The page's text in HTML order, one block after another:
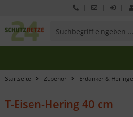
Startseite Zubehör Erdanker & Heringe
T-Eisen-Hering 40 cm